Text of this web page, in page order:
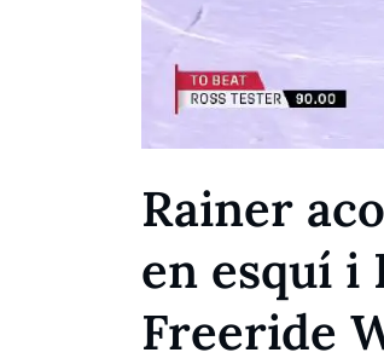
Rainer
en esquí i
Freeride